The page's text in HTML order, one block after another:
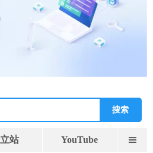
搜索
站 YouTube 